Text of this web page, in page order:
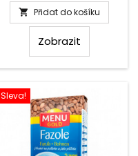
 Přidat do košíku
Zobrazit
Sleva!